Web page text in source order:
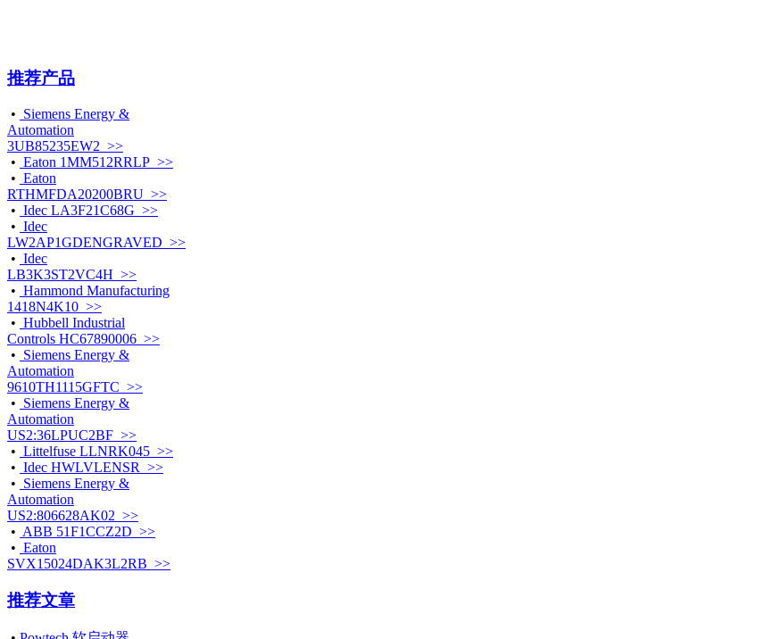
推荐产品
• Siemens Energy &
Automation
3UB85235EW2 >>
• Eaton 1MM512RRLP >>
• Eaton
RTHMFDA20200BRU >>
• Idec LA3F21C68G >>
• Idec
LW2AP1GDENGRAVED >>
• Idec
LB3K3ST2VC4H >>
• Hammond Manufacturing
1418N4K10 >>
• Hubbell Industrial
Controls HC67890006 >>
• Siemens Energy &
Automation
9610TH1115GFTC >>
• Siemens Energy &
Automation
US2:36LPUC2BF >>
• Littelfuse LLNRK045 >>
• Idec HWLVLENSR >>
• Siemens Energy &
Automation
US2:806628AK02 >>
• ABB 51F1CCZ2D >>
• Eaton
SVX15024DAK3L2RB >>
推荐文章